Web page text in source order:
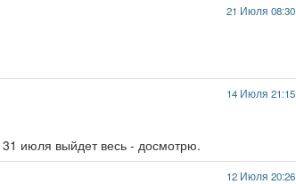
21 Июля 08:30
14 Июля 21:15
июля выйдет весь - досмотрю.
12 Июля 20:26